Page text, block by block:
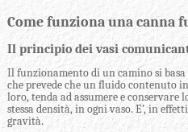
Come funziona una canna
Il principio dei vasi
Il funzionamento di un camino si
che prevede che un fluido contenuto
loro, tenda ad assumere e conservare
stessa densità, in ogni vaso. E’, in
gravità.